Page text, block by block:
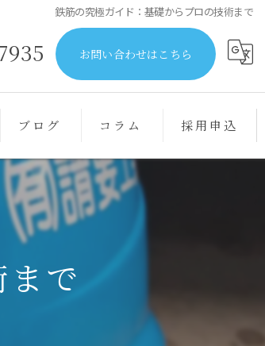
鉄筋の究極ガイド：基礎からプロの技術まで
お問い合わせはこちら
ブログ コラム 採用申込
で